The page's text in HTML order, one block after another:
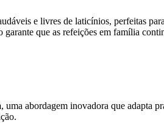
e livres de laticínios, perfeitas
que as refeições em família
, uma abordagem inovadora que adapta